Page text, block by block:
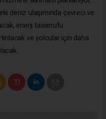
deniz ulaşımında çevreci ve
enerji tasarrufu
ve yolcular için daha